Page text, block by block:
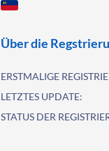
Über die
ERSTMALIGE
LETZTES UPDATE:
STATUS DER